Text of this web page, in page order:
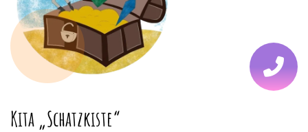
Kita „Schatzkiste“